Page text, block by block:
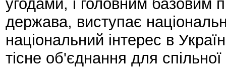
угодами, і головним базовим
держава, виступає
національний інтерес в
тісне об'єднання для